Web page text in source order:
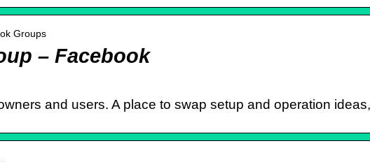
Groups
– Facebook
and users. A place to swap setup and operation